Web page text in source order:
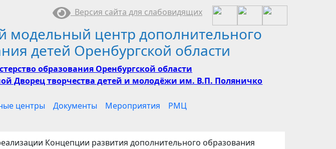
Версия сайта для слабовидящих
модельный центр дополнительного
детей Оренбургской области
образования Оренбургской области
Дворец творчества детей и молодёжи им. В.П. Поляничко
центры Документы Мероприятия РМЦ
Концепции развития дополнительного образования